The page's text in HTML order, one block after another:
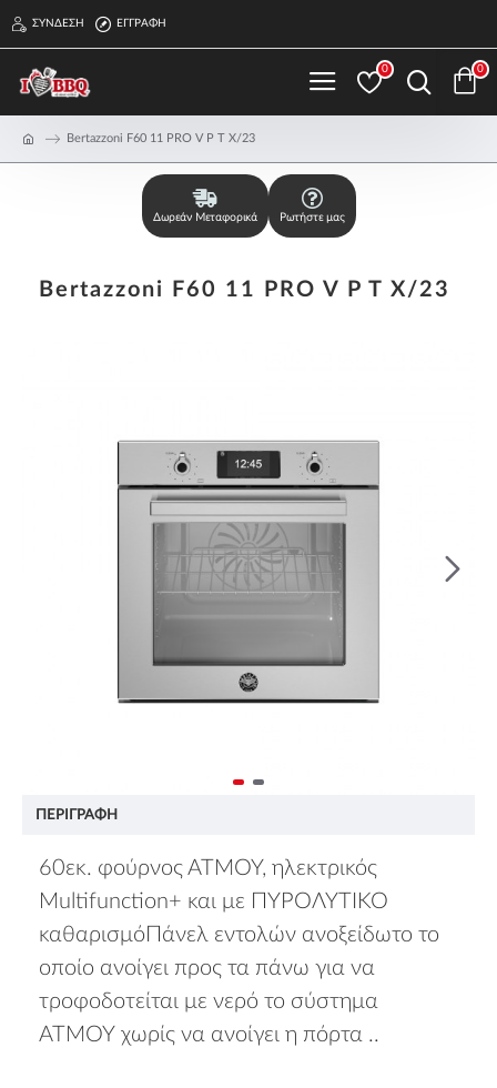
ΣΎΝΔΕΣΗ ΕΓΓΡΑΦΉ
0 0
Bertazzoni F60 11 PRO V P T X/23
Δωρεάν Μεταφορικά Ρωτήστε μας
Bertazzoni F60 11 PRO V P T X/23
ΠΕΡΙΓΡΑΦΉ
60εκ. φούρνος ΑΤΜΟΥ, ηλεκτρικός
Multifunction+ και με ΠΥΡΟΛΥΤΙΚΟ
καθαρισμόΠάνελ εντολών ανοξείδωτο το
οποίο ανοίγει προς τα πάνω για να
τροφοδοτείται με νερό το σύστημα
ΑΤΜΟΥ χωρίς να ανοίγει η πόρτα ..